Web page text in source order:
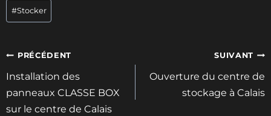
#Stocker
Navigation
de
l’article
PRÉCÉDENT
Installation des
panneaux CLASSE BOX
sur le centre de Calais
SUIVANT
Ouverture du centre de
stockage à Calais